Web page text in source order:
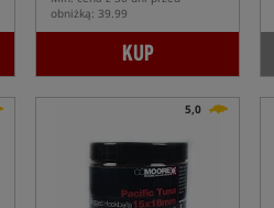
obniżką: 39.99
KUP
5,0